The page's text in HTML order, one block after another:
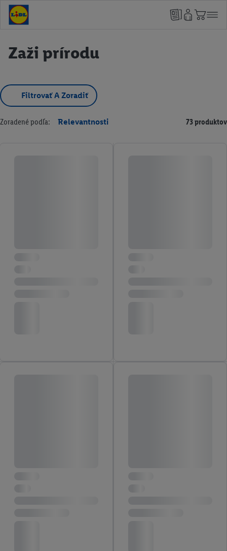
Zaži prírodu
Filtrovať A Zoradiť
Zoradené podľa: Relevantnosti 73 produktov